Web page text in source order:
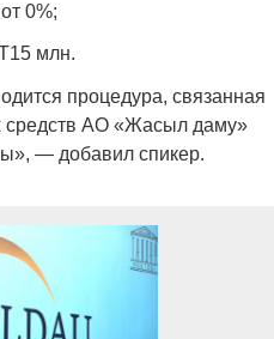
0%;
млн.
процедура, связанная
средств АО «Жасыл даму»
— добавил спикер.